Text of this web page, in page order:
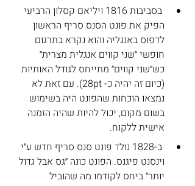
בסביבות 1816 ויליאם קסלון הרביעי
הפיק את פונט הסנס סריף הראשון
לדפוס באנגליה והוא נקרא בתרגום
חופשי ״שני קווים אנגלית מצרית״
כש״שני קווים״ מתייחס לגודל האותיות
(כיום זה יהיה כ- 28pt). עם זאת לא
נמצאו הוכחות שהפונט היה בשימוש
בשום מקום, יכול להיות שהיה הזמנה
אישית ללקוח.
ב-1828 נולד פונט סנס סריף חדש ע״י
וינסנט פיגנס. הפונט כונה ״גס אבל גדול
יותר״ ביחס לקודמו מה שהוביל